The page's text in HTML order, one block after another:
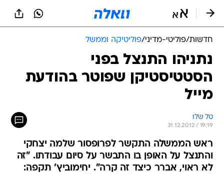
חדשות/פוליטי-מדיני/פוליטיקה וממשל
נתניהו התנצל בפני
הסטטיסטיקן שפוטר בהודעת
מייל
טל שלו
31.12.2012 / 19:19
ראש הממשלה התקשר לפרופסור שלמה יצחקי
והתנצל על האופן בו התבשר על סיום עבודתו. "זה
לא ראוי, אברר כיצד זה קרה". יחימוביץ' תקפה: